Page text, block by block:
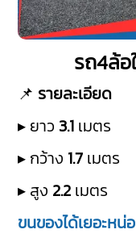
รถ4ล้
📌 รายละเอียด
▸ ยาว 3.1 เมตร
▸ กว้าง 1.7 เมตร
▸ สูง 2.2 เมตร
ขนของได้เยอะหน่